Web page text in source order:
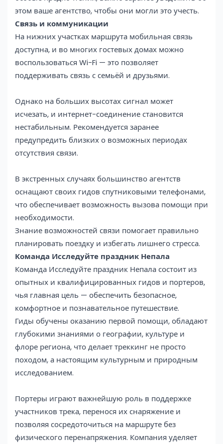
этом ваше агентство, чтобы они могли это учесть.
Связь и коммуникации
На нижних участках маршрута мобильная связь
доступна, и во многих гостевых домах можно
воспользоваться Wi-Fi — это позволяет
поддерживать связь с семьёй и друзьями.
Однако на больших высотах сигнал может
исчезать, и интернет-соединение становится
нестабильным. Рекомендуется заранее
предупредить близких о возможных периодах
отсутствия связи.
В экстренных случаях большинство агентств
оснащают своих гидов спутниковыми телефонами,
что обеспечивает возможность вызова помощи при
необходимости.
Знание возможностей связи помогает правильно
планировать поездку и избегать лишнего стресса.
Команда Исследуйте праздник Непала
Команда Исследуйте праздник Непала состоит из
опытных и квалифицированных гидов и портеров,
чья главная цель — обеспечить безопасное,
комфортное и познавательное путешествие.
Гиды обучены оказанию первой помощи, обладают
глубокими знаниями о географии, культуре и
флоре региона, что делает треккинг не просто
походом, а настоящим культурным и природным
исследованием.
Портеры играют важнейшую роль в поддержке
участников трека, перенося их снаряжение и
позволяя сосредоточиться на маршруте без
физического перенапряжения. Компания уделяет